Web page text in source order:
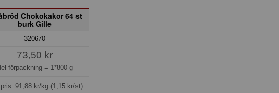
Chokokakor 64 st
burk Gille
320670
73,50 kr
förpackning = 1*800 g
91,88kr/kg (1,15 kr/st)